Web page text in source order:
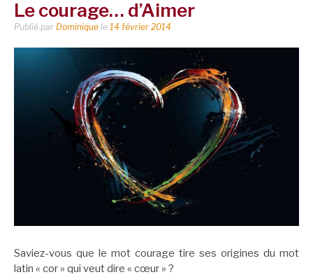
Le courage… d’Aimer
Publié par Dominique le 14 février 2014
Saviez-vous que le mot courage tire ses origines du mot
latin « cor » qui veut dire « cœur » ?